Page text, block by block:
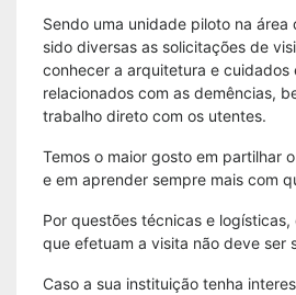
Sendo uma unidade piloto na área
sido diversas as solicitações de
conhecer a arquitetura e cuidados
relacionados com as demências,
trabalho direto com os utentes.
Temos o maior gosto em partilhar
e em aprender sempre mais com
Por questões técnicas e
que efetuam a visita não deve ser
Caso a sua instituição tenha